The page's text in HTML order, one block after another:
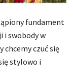
fundament
i swobody w
chcemy czuć się
stylowo i